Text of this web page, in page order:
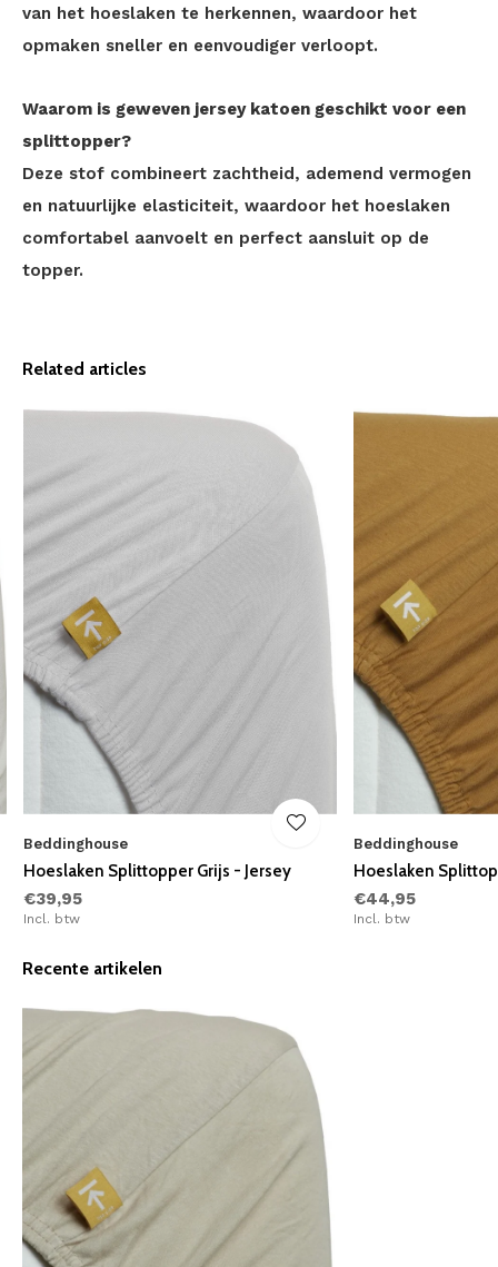
van het hoeslaken te herkennen, waardoor het
opmaken sneller en eenvoudiger verloopt.
Waarom is geweven jersey katoen geschikt voor een
splittopper?
Deze stof combineert zachtheid, ademend vermogen
en natuurlijke elasticiteit, waardoor het hoeslaken
comfortabel aanvoelt en perfect aansluit op de
topper.
Related articles
Beddinghouse
Hoeslaken Splittopper Grijs - Jersey
€39,95
Incl. btw
Beddinghouse
Hoeslaken
€44,95
Incl. btw
Recente artikelen